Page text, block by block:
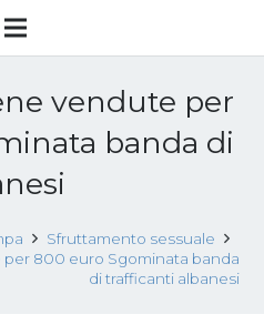
vendute per
banda di
Sfruttamento sessuale
800 euro Sgominata banda
di trafficanti albanesi